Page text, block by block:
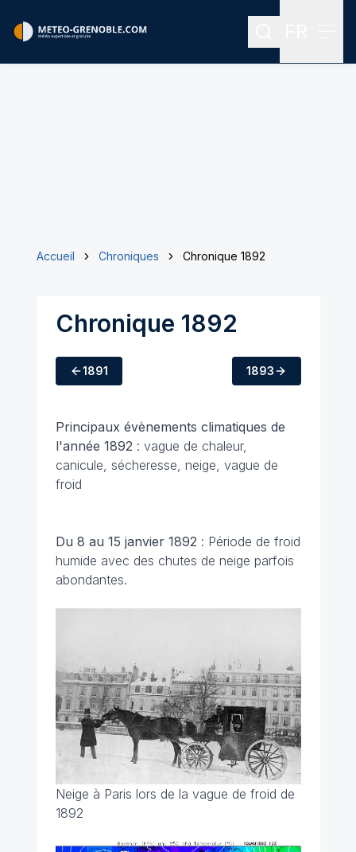
Rechercher
Accueil Chroniques Chronique 1892
Chronique 1892
1891 1893
Principaux évènements climatiques de
l'année 1892 : vague de chaleur,
canicule, sécheresse, neige, vague de
froid
Du 8 au 15 janvier 1892 : Période de froid
humide avec des chutes de neige parfois
abondantes.
Neige à Paris lors de la vague de froid de
1892